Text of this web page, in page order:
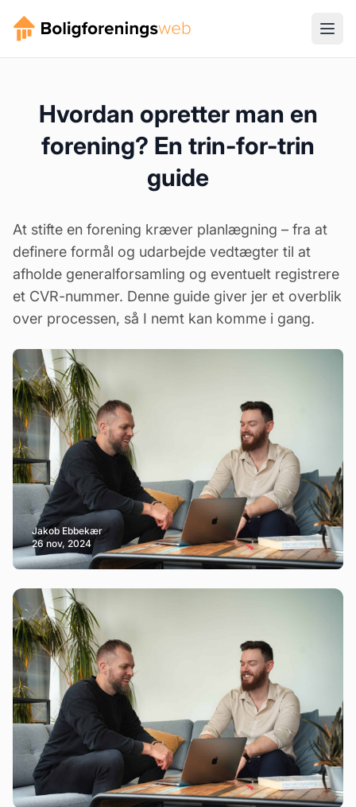
Hvordan opretter man en
forening? En trin-for-trin
guide
At stifte en forening kræver planlægning – fra at
definere formål og udarbejde vedtægter til at
afholde generalforsamling og eventuelt registrere
et CVR-nummer. Denne guide giver jer et overblik
over processen, så I nemt kan komme i gang.
Jakob Ebbekær
26 nov, 2024